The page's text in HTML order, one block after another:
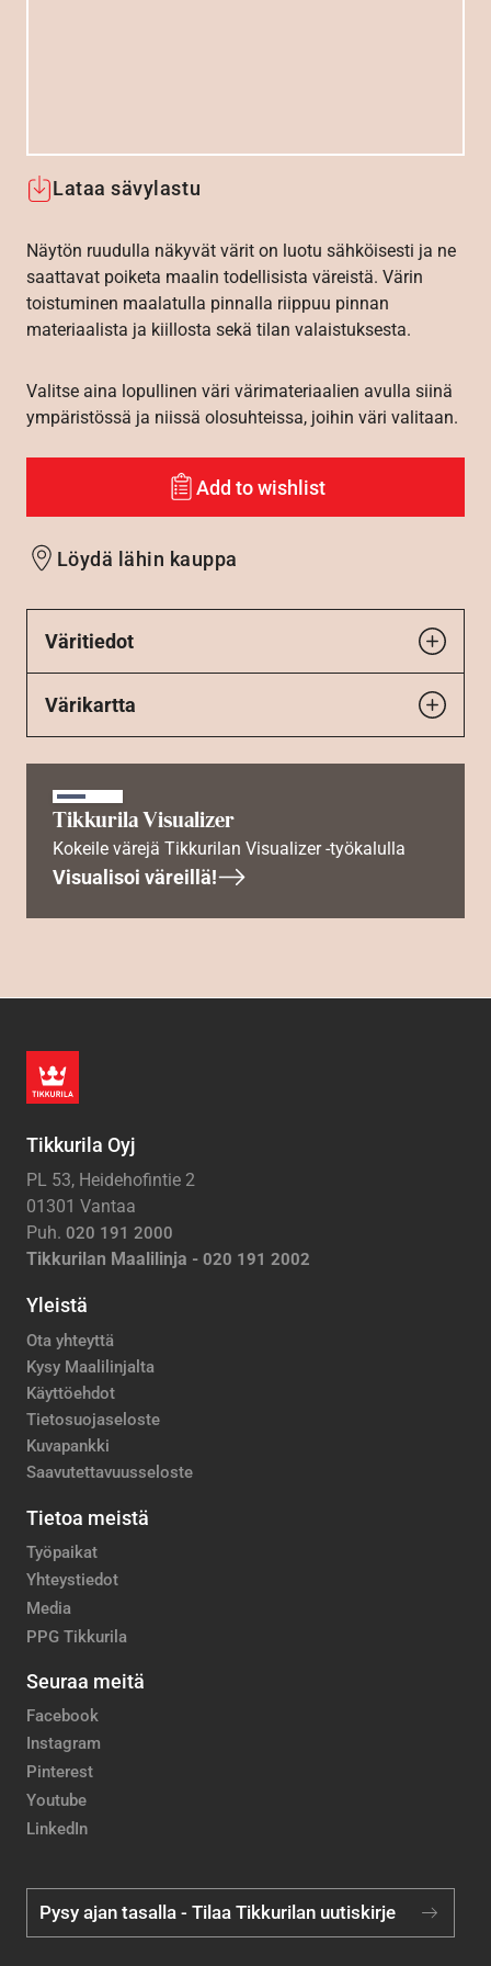
Lataa sävylastu
Näytön ruudulla näkyvät värit on luotu sähköisesti ja ne
saattavat poiketa maalin todellisista väreistä. Värin
toistuminen maalatulla pinnalla riippuu pinnan
materiaalista ja kiillosta sekä tilan valaistuksesta.
Valitse aina lopullinen väri värimateriaalien avulla siinä
ympäristössä ja niissä olosuhteissa, joihin väri valitaan.
Add to wishlist
Löydä lähin kauppa
Väritiedot
Värikartta
Tikkurila Visualizer
Kokeile värejä Tikkurilan Visualizer -työkalulla
Visualisoi väreillä!
Tikkurila Oyj
PL 53, Heidehofintie 2
01301 Vantaa
Puh. 020 191 2000
Tikkurilan Maalilinja - 020 191 2002
Yleistä
Ota yhteyttä
Kysy Maalilinjalta
Käyttöehdot
Tietosuojaseloste
Kuvapankki
Saavutettavuusseloste
Tietoa meistä
Työpaikat
Yhteystiedot
Media
PPG Tikkurila
Seuraa meitä
Facebook
Instagram
Pinterest
Youtube
LinkedIn
Pysy ajan tasalla - Tilaa Tikkurilan uutiskirje